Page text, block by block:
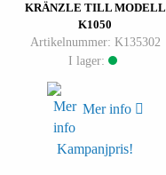
KRÄNZLE TILL MODELL
K1050
Artikelnummer: K135302
I lager:
Mer info
Kampanjpris!